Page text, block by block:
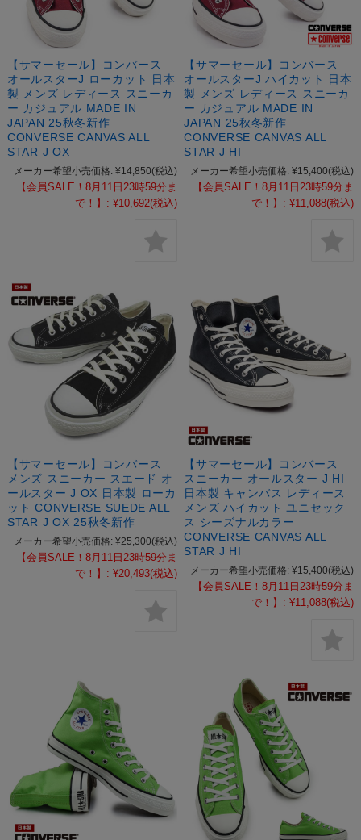
【サマーセール】コンバース
オールスターJ ローカット 日本
製 メンズ レディース スニーカ
ー カジュアル MADE IN
JAPAN 25秋冬新作
CONVERSE CANVAS ALL
STAR J OX
メーカー希望小売価格: ¥14,850(税込)
【会員SALE！8月11日23時59分ま
で！】: ¥10,692(税込)
【サマーセール】コンバース
オールスターJ ハイカット 日本
製 メンズ レディース スニーカ
ー カジュアル MADE IN
JAPAN 25秋冬新作
CONVERSE CANVAS ALL
STAR J HI
メーカー希望小売価格: ¥15,400(税込)
【会員SALE！8月11日23時59分ま
で！】: ¥11,088(税込)
【サマーセール】コンバース
メンズ スニーカー スエード オ
ールスター J OX 日本製 ローカ
ット CONVERSE SUEDE ALL
STAR J OX 25秋冬新作
メーカー希望小売価格: ¥25,300(税込)
【会員SALE！8月11日23時59分ま
で！】: ¥20,493(税込)
【サマーセール】コンバース
スニーカー オールスター J HI
日本製 キャンバス レディース
メンズ ハイカット ユニセック
ス シーズナルカラー
CONVERSE CANVAS ALL
STAR J HI
メーカー希望小売価格: ¥15,400(税込)
【会員SALE！8月11日23時59分ま
で！】: ¥11,088(税込)